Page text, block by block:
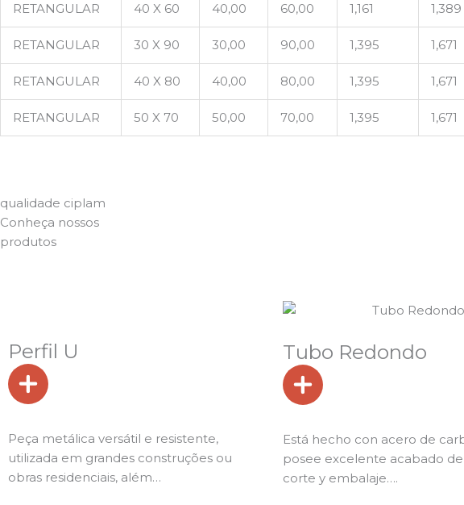
RETANGULAR 40 X 60 40,00 60,00 1,161 1,389
RETANGULAR 30 X 90 30,00 90,00 1,395 1,671
RETANGULAR 40 X 80 40,00 80,00 1,395 1,671
RETANGULAR 50 X 70 50,00 70,00 1,395 1,671
qualidade ciplam
Conheça nossos
produtos
Perfil U
Peça metálica versátil e resistente,
utilizada em grandes construções ou
obras residenciais, além…
Tubo Redondo
Está hecho con acero de
posee excelente acabado
corte y embalaje….